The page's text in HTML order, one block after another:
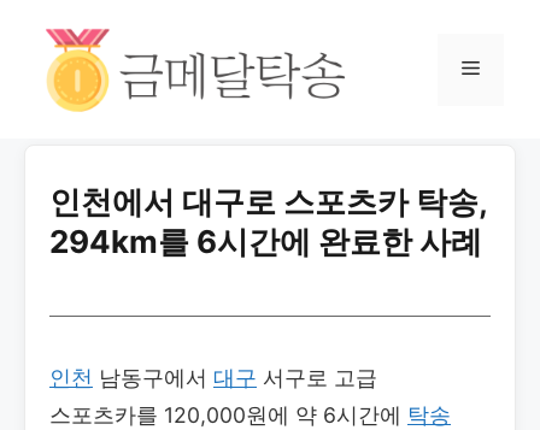
인천에서 대구로 스포츠카 탁송,
294km를 6시간에 완료한 사례
인천 남동구에서 대구 서구로 고급
스포츠카를 120,000원에 약 6시간에 탁송